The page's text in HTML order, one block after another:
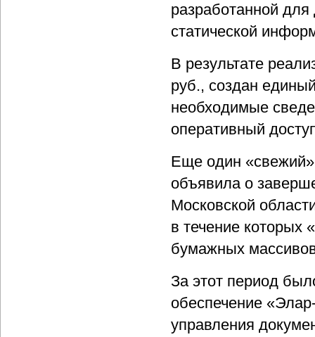
разработанной
статической
В результате
руб., создан
необходимые
оперативный
Еще один
объявила о
Московской
в течение которых
бумажных
За этот период
обеспечение
управления